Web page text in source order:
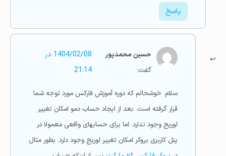
پاسخ
حسین محمدپور
گفت:
1404/02/08 در
21:14
سلام. خوشحالم که دوره آموزش فارکس مورد توجه شما
قرار گرفته است. بعد از ایجاد حساب دمو امکان تغییر
لوریج وجود ندارد. اما برای حسابهای واقعی معمولا در
پنل کاربری بروکر امکان تغییر لوریج وجود دارد. بطور مثال